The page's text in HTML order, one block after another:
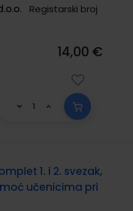
Registarski broj
14,00 €
1. i 2. svezak,
učenicima pri